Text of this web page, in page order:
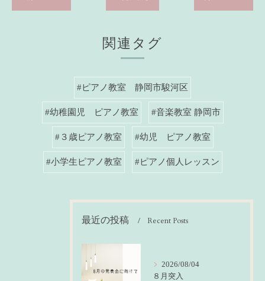
関連タグ
#ピアノ教室 静岡市駿河区
#幼稚園児 ピアノ教室 #音楽教室 静岡市
#３歳ピアノ教室 #幼児 ピアノ教室
#小学生ピアノ教室 #ピアノ個人レッスン
最近の投稿 Recent Posts
2026/08/04
８月突入